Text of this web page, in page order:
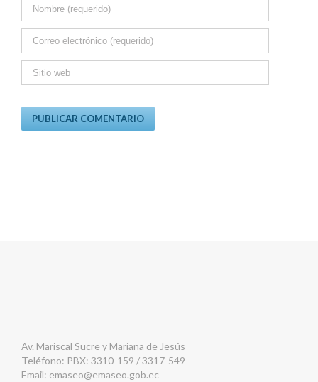
Av. Mariscal Sucre y Mariana de Jesús
Teléfono: PBX: 3310-159 / 3317-549
Email: emaseo@emaseo.gob.ec